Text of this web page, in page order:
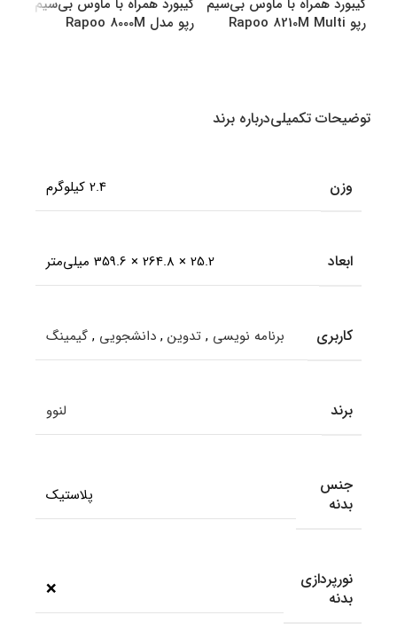
رپو Rapoo 8210M Multi
رپو مدل Rapoo 8000M
توضیحات تکمیلیدرباره برند
وزن 2.4 کیلوگرم
ابعاد 25.2 × 264.8 × 359.6 میلی‌متر
کاربری برنامه نویسی , تدوین , دانشجویی , گیمینگ
برند لنوو
جنس
بدنه
پلاستیک
نورپردازی
بدنه
❌